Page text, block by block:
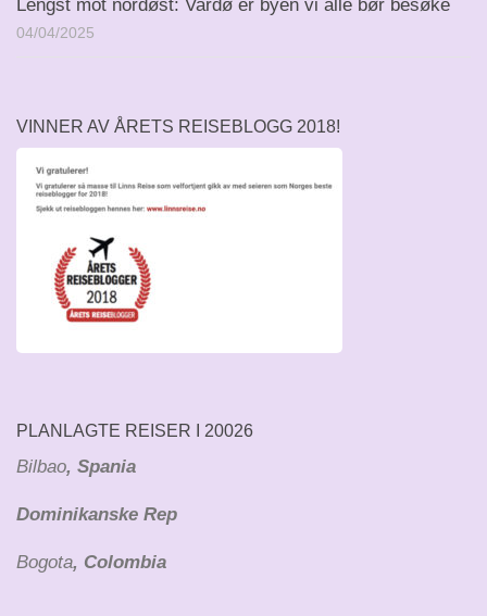
Lengst mot nordøst: Vardø er byen vi alle bør besøke
04/04/2025
VINNER AV ÅRETS REISEBLOGG 2018!
PLANLAGTE REISER I 20026
Bilbao, Spania
Dominikanske Rep
Bogota, Colombia